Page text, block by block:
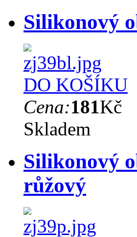
Silikonový
DO KOŠÍKU
Cena:181Kč
Skladem
Silikonový
růžový